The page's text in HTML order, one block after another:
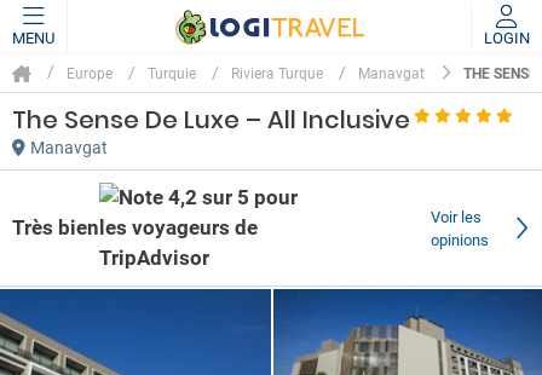
MENU LOGIN
Europe Turquie Riviera Turque Manavgat THE
The Sense De Luxe – All Inclusive
Manavgat
Très bien
Voir les
opinions